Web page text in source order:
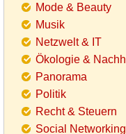
Mode & Beauty
Musik
Netzwelt & IT
Ökologie &
Panorama
Politik
Recht & Steuern
Social Networking